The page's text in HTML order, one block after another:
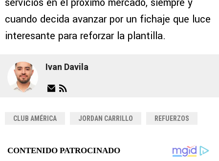
cuando decida avanzar por un fichaje que luce
interesante para reforzar la plantilla.
Ivan Davila
CLUB AMÉRICA JORDAN CARRILLO REFUERZOS